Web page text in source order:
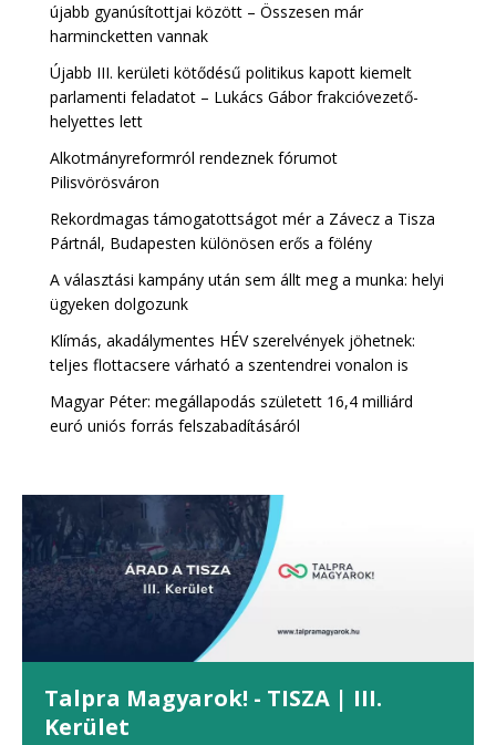
újabb gyanúsítottjai között – Összesen már
harmincketten vannak
Újabb III. kerületi kötődésű politikus kapott kiemelt
parlamenti feladatot – Lukács Gábor frakcióvezető-
helyettes lett
Alkotmányreformról rendeznek fórumot
Pilisvörösváron
Rekordmagas támogatottságot mér a Závecz a Tisza
Pártnál, Budapesten különösen erős a fölény
A választási kampány után sem állt meg a munka: helyi
ügyeken dolgozunk
Klímás, akadálymentes HÉV szerelvények jöhetnek:
teljes flottacsere várható a szentendrei vonalon is
Magyar Péter: megállapodás született 16,4 milliárd
euró uniós forrás felszabadításáról
Talpra Magyarok! - TISZA | III.
Kerület